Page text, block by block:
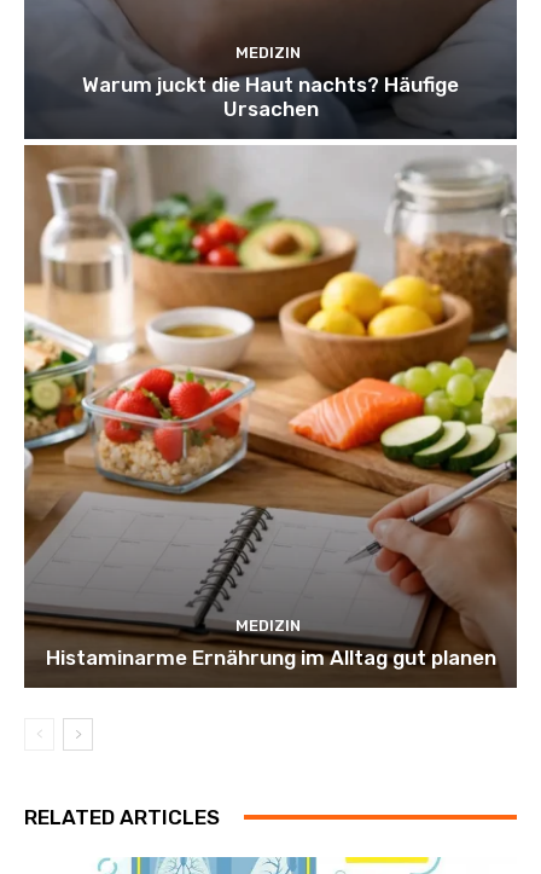
MEDIZIN
Warum juckt die Haut nachts? Häufige
Ursachen
MEDIZIN
Histaminarme Ernährung im Alltag gut planen
RELATED ARTICLES